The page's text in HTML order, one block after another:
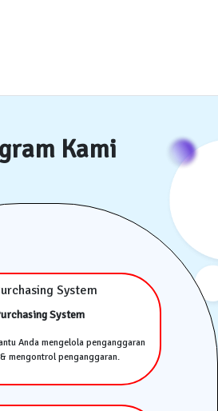
Kami
System
Anda mengelola penganggaran
mengontrol penganggaran.